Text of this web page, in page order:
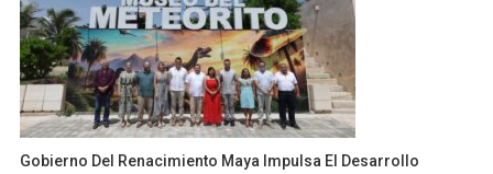
Gobierno Del Renacimiento Maya Impulsa El Desarrollo